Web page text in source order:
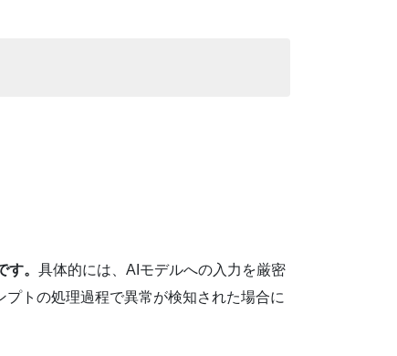
。 具体的には、AIモデルへの入力を厳密
トの処理過程で異常が検知された場合に